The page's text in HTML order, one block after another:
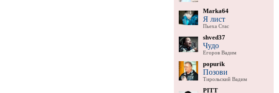
Marka64
Я лист
Пьеха Стас
shved37
Чудо
Егоров Вадим
popurik
Позови
Тирольский Вадим
PITT